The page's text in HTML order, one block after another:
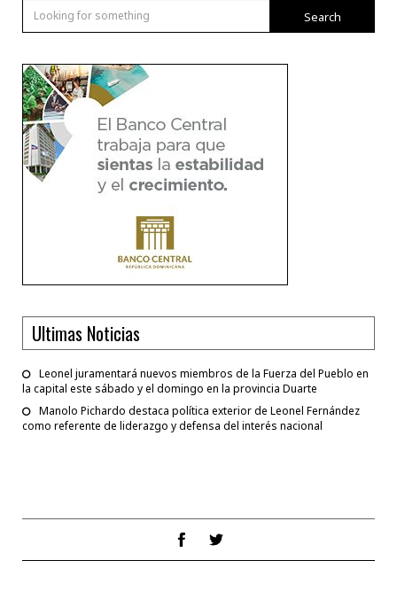
Search
Ultimas Noticias
Leonel juramentará nuevos miembros de la Fuerza del Pueblo en
la capital este sábado y el domingo en la provincia Duarte
Manolo Pichardo destaca política exterior de Leonel Fernández
como referente de liderazgo y defensa del interés nacional